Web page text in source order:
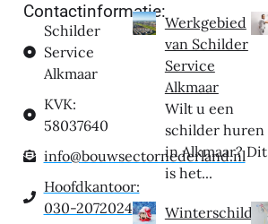
Contactinformatie:
Schilder
Service
Alkmaar
KVK:
58037640
info@bouwsectornederland.nl
Hoofdkantoor:
030-2072024
Werkgebied
van Schilder
Service
Alkmaar
Wilt u een
schilder huren
in Alkmaar? Dit
is het...
Winterschilder